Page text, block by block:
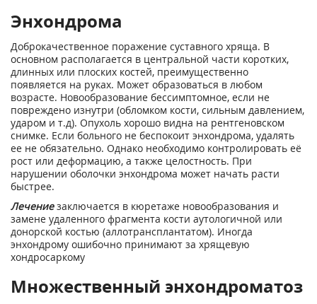
Энхондрома
Доброкачественное поражение суставного хряща. В
основном располагается в центральной части коротких,
длинных или плоских костей, преимущественно
появляется на руках. Может образоваться в любом
возрасте. Новообразование бессимптомное, если не
повреждено изнутри (обломком кости, сильным давлением,
ударом и т.д). Опухоль хорошо видна на рентгеновском
снимке. Если больного не беспокоит энхондрома, удалять
ее не обязательно. Однако необходимо контролировать её
рост или деформацию, а также целостность. При
нарушении оболочки энхондрома может начать расти
быстрее.
Лечениезаключается в кюретаже новообразования и
замене удаленного фрагмента кости аутологичной или
донорской костью (аллотрансплантатом). Иногда
энхондрому ошибочно принимают за хрящевую
хондросаркому
Множественный энхондроматоз